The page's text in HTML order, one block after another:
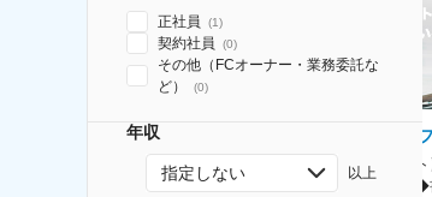
正社員 (1)
契約社員 (0)
その他（FCオーナー・業務委託な
ど）
(0)
年収
指定しない 以上
AGC株式会社
【横浜※一般職/転勤なし】庶
務・事務担当～開発部材の発注
株式会社ゲーム
【庶務アシスタン
シリーズ開発企業◆